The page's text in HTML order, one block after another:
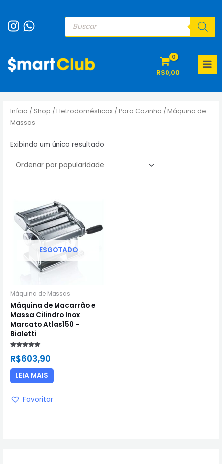
para
Pesquisar
produtos
R$0,00
Início / Shop /Eletrodomésticos /Para Cozinha / Máquina de
Massas
Exibindo um único resultado
ESGOTADO
Máquina de Massas
Máquina de Macarrão e
Massa Cilindro Inox
Marcato Atlas150 –
Bialetti
5.00
de 5
R$603,90
LEIA MAIS
Favoritar